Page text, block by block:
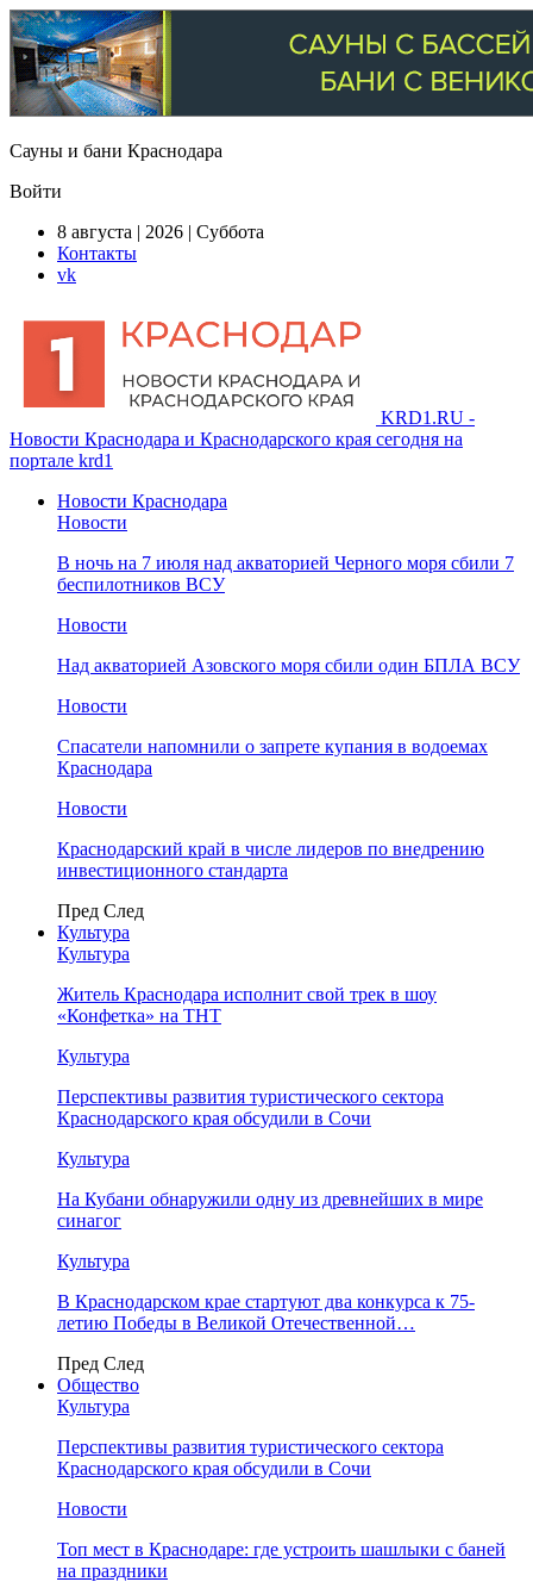
Сауны и бани Краснодара
Войти
8 августа | 2026 | Суббота
Контакты
vk
KRD1.RU -
Новости Краснодара и Краснодарского края сегодня на
портале krd1
Новости Краснодара
Новости
В ночь на 7 июля над акваторией Черного моря сбили 7
беспилотников ВСУ
Новости
Над акваторией Азовского моря сбили один БПЛА ВСУ
Новости
Спасатели напомнили о запрете купания в водоемах
Краснодара
Новости
Краснодарский край в числе лидеров по внедрению
инвестиционного стандарта
Пред След
Культура
Культура
Житель Краснодара исполнит свой трек в шоу
«Конфетка» на ТНТ
Культура
Перспективы развития туристического сектора
Краснодарского края обсудили в Сочи
Культура
На Кубани обнаружили одну из древнейших в мире
синагог
Культура
В Краснодарском крае стартуют два конкурса к 75-
летию Победы в Великой Отечественной…
Пред След
Общество
Культура
Перспективы развития туристического сектора
Краснодарского края обсудили в Сочи
Новости
Топ мест в Краснодаре: где устроить шашлыки с баней
на праздники